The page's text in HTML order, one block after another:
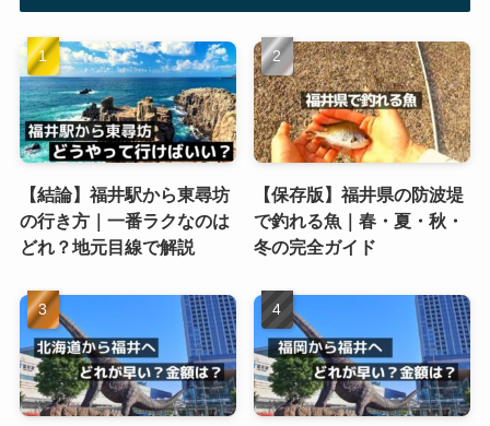
【結論】福井駅から東尋坊
の行き方｜一番ラクなのは
どれ？地元目線で解説
【保存版】福井県の防波堤
で釣れる魚｜春・夏・秋・
冬の完全ガイド